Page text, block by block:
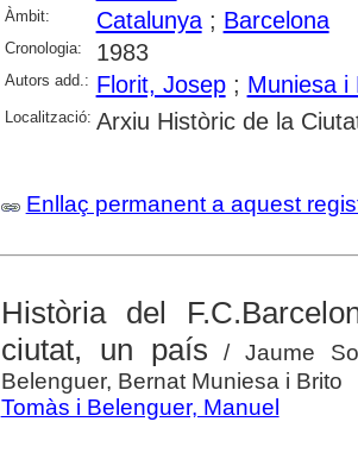
Àmbit:
Catalunya; Barcelona
Cronologia: 1983
Autors add.: Florit, Josep; Muniesa i
Localització: Arxiu Històric de la
Enllaç permanent a aquest
Història del
ciutat, un país / Jaume
Belenguer, Bernat Muniesa i Brito
Tomàs i Belenguer, Manuel